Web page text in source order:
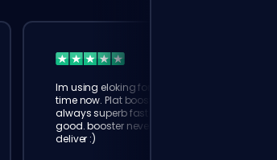
Im using eloking for maybe 4th
time now. Plat boost this time.
always superb fast friendly and
good. booster never fail to
deliver :)